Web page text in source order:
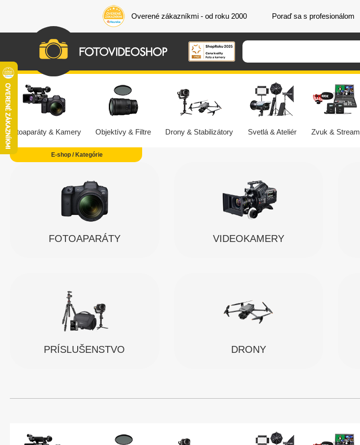
Overené zákazníkmi - od roku 2000 Poraď sa s profesionálom
Fotoaparáty & Kamery Objektívy & Filtre Drony & Stabilizátory Svetlá & Ateliér Zvuk & Stream
FOTOAPARÁTY VIDEOKAMERY
PRÍSLUŠENSTVO DRONY
E-shop / Kategórie